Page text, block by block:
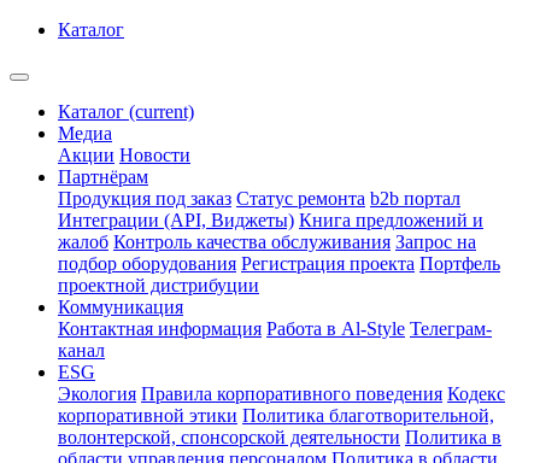
Каталог
Каталог (current)
Медиа
Акции Новости
Партнёрам
Продукция под заказ Статус ремонта b2b портал
Интеграции (API, Виджеты) Книга предложений и
жалоб Контроль качества обслуживания Запрос на
подбор оборудования Регистрация проекта Портфель
проектной дистрибуции
Коммуникация
Контактная информация Работа в Al-Style Телеграм-
канал
ESG
Экология Правила корпоративного поведения Кодекс
корпоративной этики Политика благотворительной,
волонтерской, спонсорской деятельности Политика в
области управления персоналом Политика в области